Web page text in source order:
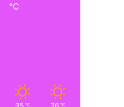
℃
35 ℃ 36 ℃